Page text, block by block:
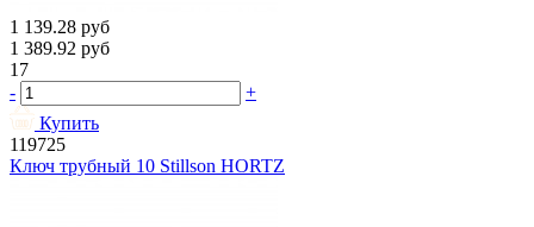
1 139.28 руб
1 389.92 руб
17
-
+
Купить
119725
Ключ трубный 10 Stillson HORTZ